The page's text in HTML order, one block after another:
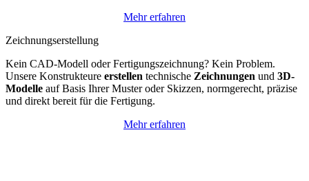
Mehr erfahren
Zeichnungserstellung
Kein CAD-Modell oder Fertigungszeichnung? Kein Problem.
Unsere Konstrukteure erstellen technische Zeichnungen und 3D-
Modelle auf Basis Ihrer Muster oder Skizzen, normgerecht, präzise
und direkt bereit für die Fertigung.
Mehr erfahren